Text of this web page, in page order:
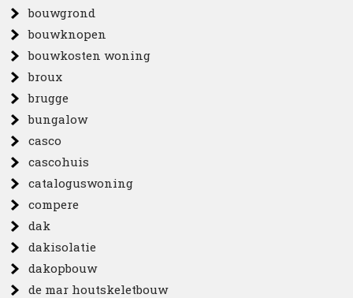
bouwgrond
bouwknopen
bouwkosten woning
broux
brugge
bungalow
casco
cascohuis
cataloguswoning
compere
dak
dakisolatie
dakopbouw
de mar houtskeletbouw